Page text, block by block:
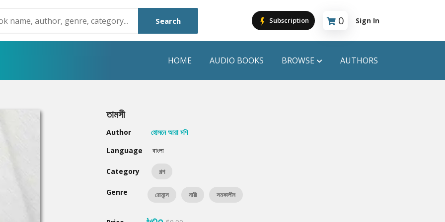
Search Subscription 0
Cart is empty
Sign In
HOME AUDIO BOOKS BROWSE
Humayun Ahmed
Mouri Morium
Hot & New
AUTHORS
তামসী
Author
হোসনে আরা মণি
Language
বাংলা
Category গল্প
Genre রোমান্স নারী সমকালীন